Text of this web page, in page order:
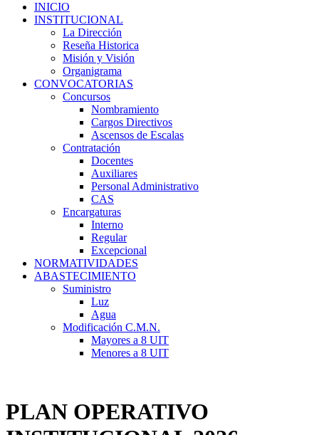
INICIO
INSTITUCIONAL
La Dirección
Reseña Historica
Misión y Visión
Organigrama
CONVOCATORIAS
Concursos
Nombramiento
Cargos Directivos
Ascensos de Escalas
Contratación
Docentes
Auxiliares
Personal Administrativo
CAS
Encargaturas
Interno
Regular
Excepcional
NORMATIVIDADES
ABASTECIMIENTO
Suministro
Luz
Agua
Modificación C.M.N.
Mayores a 8 UIT
Menores a 8 UIT
PLAN OPERATIVO